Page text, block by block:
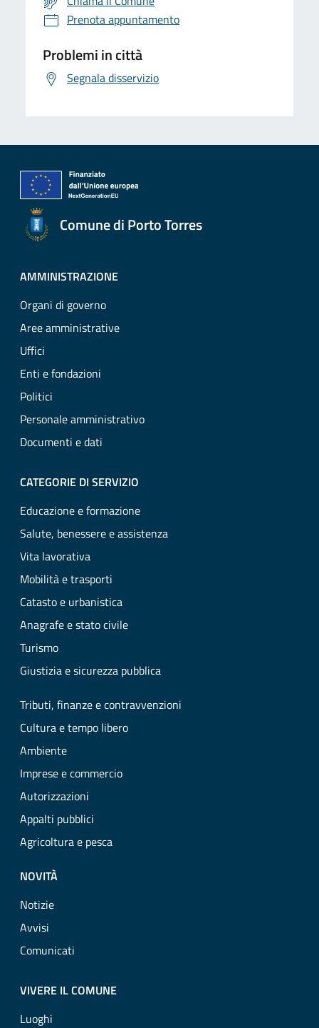
Prenota appuntamento
Problemi in città
Segnala disservizio
Comune di Porto Torres
AMMINISTRAZIONE
Organi di governo
Aree amministrative
Uffici
Enti e fondazioni
Politici
Personale amministrativo
Documenti e dati
CATEGORIE DI SERVIZIO
Educazione e formazione
Salute, benessere e assistenza
Vita lavorativa
Mobilità e trasporti
Catasto e urbanistica
Anagrafe e stato civile
Turismo
Giustizia e sicurezza pubblica
Tributi, finanze e contravvenzioni
Cultura e tempo libero
Ambiente
Imprese e commercio
Autorizzazioni
Appalti pubblici
Agricoltura e pesca
NOVITÀ
Notizie
Avvisi
Comunicati
VIVERE IL COMUNE
Luoghi